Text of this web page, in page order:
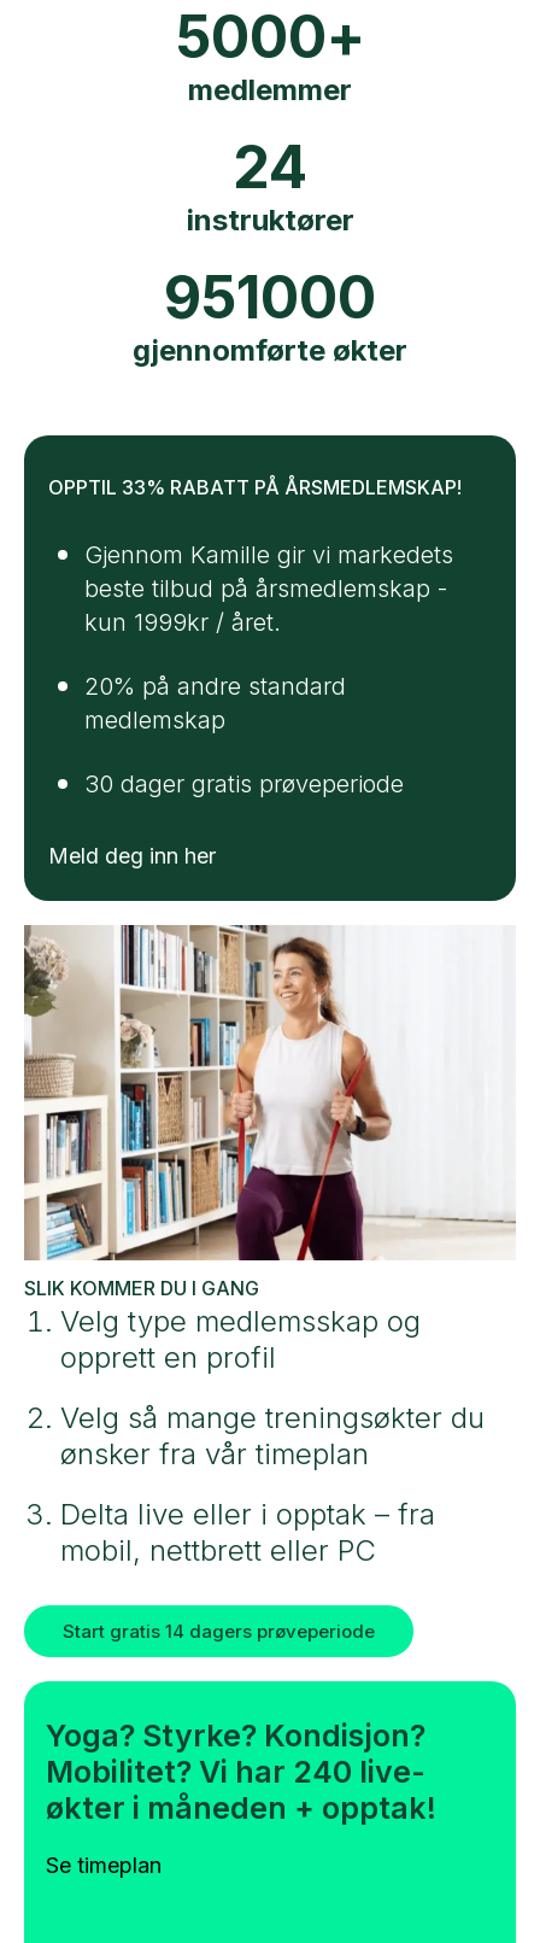
medlemmer
5000+
instruktører
24
gjennomførte økter
951000
OPPTIL 33% RABATT PÅ ÅRSMEDLEMSKAP!
Gjennom Kamille gir vi markedets
beste tilbud på årsmedlemskap -
kun 1999kr / året.
20% på andre standard
medlemskap
30 dager gratis prøveperiode
Meld deg inn her
SLIK KOMMER DU I GANG
Velg type medlemsskap og
opprett en profil
Velg så mange treningsøkter du
ønsker fra vår timeplan
Delta live eller i opptak – fra
mobil, nettbrett eller PC
Start gratis 14 dagers prøveperiode
Yoga? Styrke? Kondisjon?
Mobilitet? Vi har 240 live-
økter i måneden + opptak!
Se timeplan